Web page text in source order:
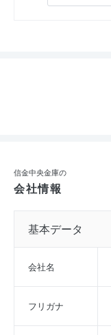
信金中央金庫の
会社情報
基本データ
会社名
フリガナ